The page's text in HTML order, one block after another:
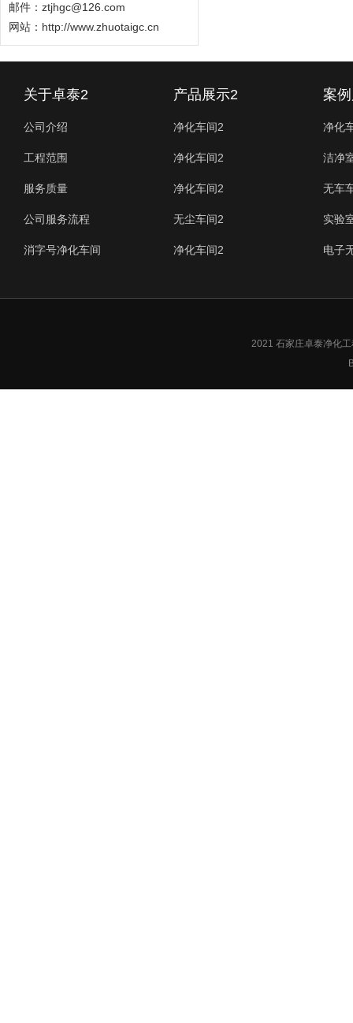
邮件：ztjhgc@126.com
网站：http://www.zhuotaigc.cn
关于卓泰2
公司介绍
工程范围
服务质量
公司服务流程
消字号净化车间
产品展示2
净化车间2
净化车间2
净化车间2
无尘车间2
净化车间2
案
净化
洁净
无车
实验
电子
2021 石家庄卓泰净化